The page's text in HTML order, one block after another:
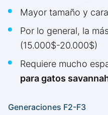
Mayor tamaño y
Por lo general, la
(15.000$-20.000$)
Requiere mucho
para gatos
Generaciones F2-F3